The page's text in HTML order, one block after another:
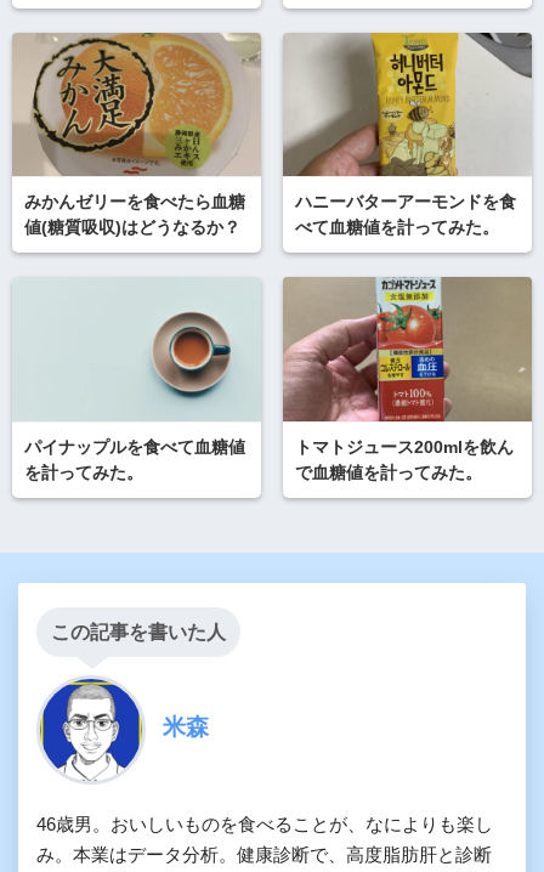
みかんゼリーを食べたら血糖
値(糖質吸収)はどうなるか？
ハニーバターアーモンドを食
べて血糖値を計ってみた。
パイナップルを食べて血糖値
を計ってみた。
トマトジュース200mlを飲ん
で血糖値を計ってみた。
この記事を書いた人
米森
46歳男。おいしいものを食べることが、なによりも楽し
み。本業はデータ分析。健康診断で、高度脂肪肝と診断